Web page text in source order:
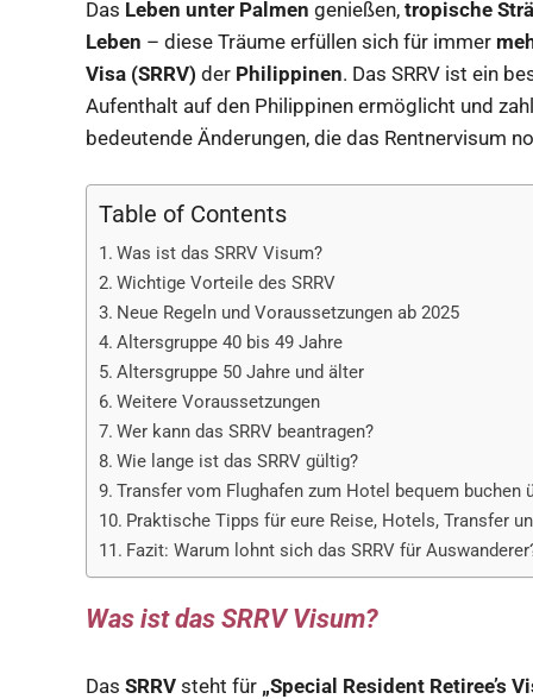
Das Leben unter Palmen genießen, tropische
Leben – diese Träume erfüllen sich für immer
Visa (SRRV) der Philippinen. Das SRRV ist ein
Aufenthalt auf den Philippinen ermöglicht und
bedeutende Änderungen, die das Rentnervisum
Table of Contents
Was ist das SRRV Visum?
Wichtige Vorteile des SRRV
Neue Regeln und Voraussetzungen ab 2025
Altersgruppe 40 bis 49 Jahre
Altersgruppe 50 Jahre und älter
Weitere Voraussetzungen
Wer kann das SRRV beantragen?
Wie lange ist das SRRV gültig?
Transfer vom Flughafen zum Hotel bequem buchen
Praktische Tipps für eure Reise, Hotels, Transfer
Fazit: Warum lohnt sich das SRRV für
Was ist das SRRV Visum?
Das SRRV steht für „Special Resident Retiree’s